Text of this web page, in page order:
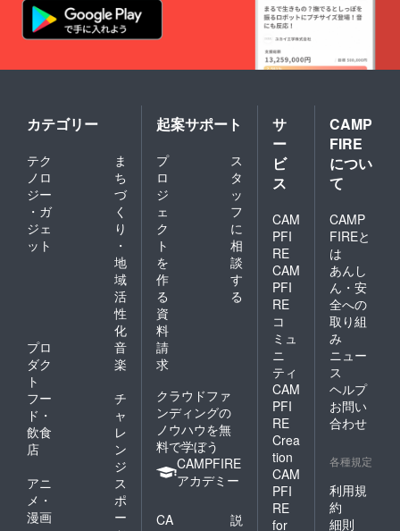
カテゴリー
テク
ノロ
ジー
・ガ
ジェ
ット
ま
ち
づ
く
り
・
地
域
活
性
化
プロ
ダク
ト
音
楽
フー
ド・
飲食
店
チ
ャ
レ
ン
ジ
アニ
メ・
漫画
ス
ポ
ー
起案サポート
プ
ロ
ジ
ェ
ク
ト
を
作
る
ス
タ
ッ
フ
に
相
談
す
る
資
料
請
求
クラウドファ
ンディングの
ノウハウを無
料で学ぼう
CAMPFIRE
アカデミー
CA
説
サ
ー
ビ
ス
CAM
PFI
RE
CAM
PFI
RE
コ
ミュ
ニ
ティ
CAM
PFI
RE
Crea
tion
CAM
PFI
RE
for
CAMP
FIRE
につい
て
CAMP
FIREと
は
あんし
ん・安
全への
取り組
み
ニュー
ス
ヘルプ
お問い
合わせ
各種規定
利用規
約
細則